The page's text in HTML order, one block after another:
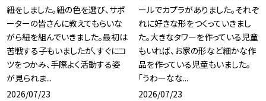
紐をしました。紐の色を選び、サポ
ーターの皆さんに教えてもらいな
がら紐を組んでいきました。最初は
苦戦する子もいましたが、すぐにコ
ツをつかみ、手際よく活動する姿
が見られま...
2026/07/23
ールでカプラがありました。それぞ
れに好きな形をつくっていきまし
た。大きなタワーを作っている児童
もいれば、お家の形など細かな作
品を作っている児童もいました。
「うわーなな...
2026/07/23